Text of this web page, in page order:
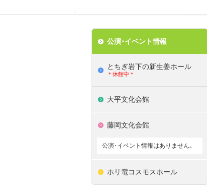
公演･イベント情報
とちぎ岩下の新⽣姜ホール
＊休館中＊
大平文化会館
藤岡文化会館
公演･イベント情報はありません｡
ホリ電コスモスホール